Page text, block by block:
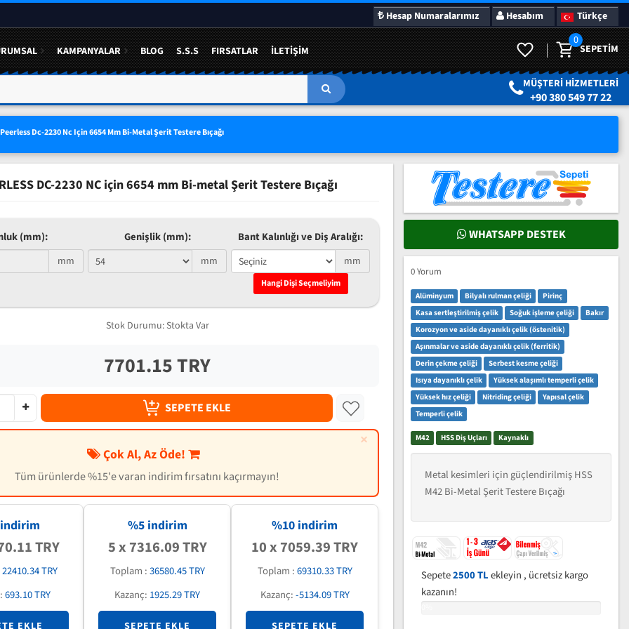
Hesap Numaralarımız Hesabım Türkçe
KAMPANYALAR BLOG S.S.S FIRSATLAR İLETIŞIM
0
SEPETIM
MÜŞTERI HIZMETLERI
+90 380 549 77 22
Peerless Dc-2230 Nc Için 6654 Mm Bi-Metal Şerit Testere Bıçağı
DC-2230 NC için 6654 mm Bi-metal Şerit Testere Bıçağı
(mm):
mm
Genişlik (mm):
mm
Bant Kalınlığı ve Diş Aralığı:
mm
Hangi Dişi Seçmeliyim
Stok Durumu: Stokta Var
7701.15 TRY
SEPETE EKLE
×
Çok Al, Az Öde!
Tüm ürünlerde %15'e varan indirim fırsatını kaçırmayın!
TRY
22410.34 TRY
693.10 TRY
EKLE
%5 indirim
5 x 7316.09 TRY
Toplam :36580.45 TRY
Kazanç: 1925.29 TRY
SEPETE EKLE
%10 indirim
10 x 7059.39 TRY
Toplam :69310.33 TRY
Kazanç:-5134.09 TRY
SEPETE EKLE
WHATSAPP DESTEK
0 Yorum
Alüminyum Bilyalı rulman çeliği
Pirinç
Kasa sertleştirilmiş çelik
Soğuk işleme çeliği
Bakır
Korozyon ve aside dayanıklı çelik (östenitik)
Aşınmalar ve aside dayanıklı çelik (ferritik)
Derin çekme çeliği
Serbest kesme çeliği
Isıya dayanıklı çelik
Yüksek alaşımlı temperli çelik
Yüksek hız çeliği
Nitriding çeliği
Yapısal çelik
Temperli çelik
M42 HSS Diş Uçları Kaynaklı
Metal kesimleri için güçlendirilmiş HSS
M42 Bi-Metal Şerit Testere Bıçağı
Sepete2500 TLekleyin , ücretsiz kargo
kazanın!
YÜZDE 50 YE VARAN 3 LÜ SETLERDE AVANTAJLI FIYATLAR SÜRPRIZ KAMPANYALAR